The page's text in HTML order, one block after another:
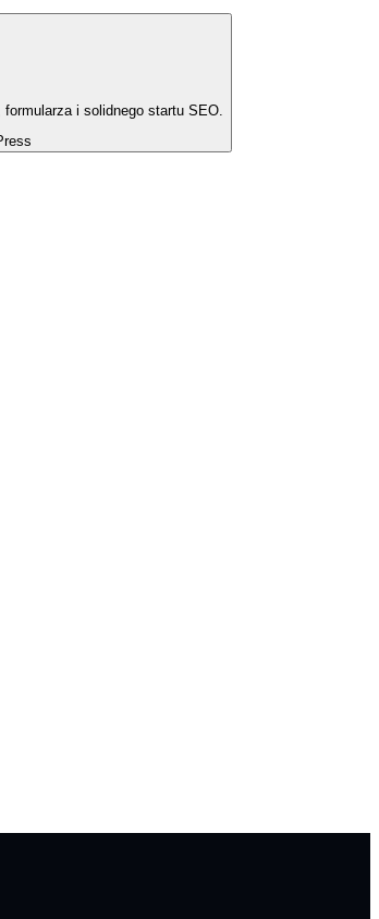
i solidnego startu SEO.